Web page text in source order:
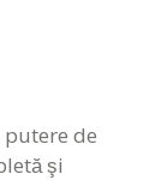
de
şi